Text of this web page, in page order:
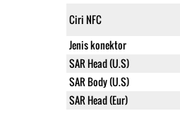
Ciri NFC
Jenis konektor
SAR Head (U.S)
SAR Body (U.S)
SAR Head (Eur)